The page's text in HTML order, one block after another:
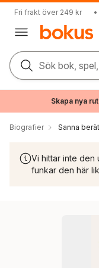
Fri frakt över 249 kr •
Sök bok,
Skapa nya
Biografier Sanna
Vi hittar inte den
funkar den här